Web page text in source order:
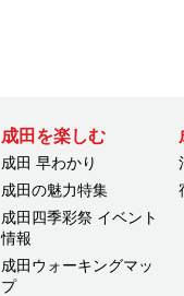
成田を楽しむ
成田 早わかり
成田の魅力特集
成田四季彩祭 イベント
情報
成田ウォーキングマッ
プ